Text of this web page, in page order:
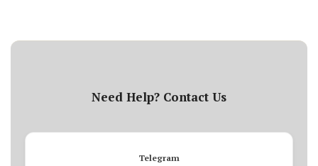
Need Help? Contact Us
Telegram